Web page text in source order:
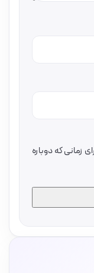
زمانی که دوباره